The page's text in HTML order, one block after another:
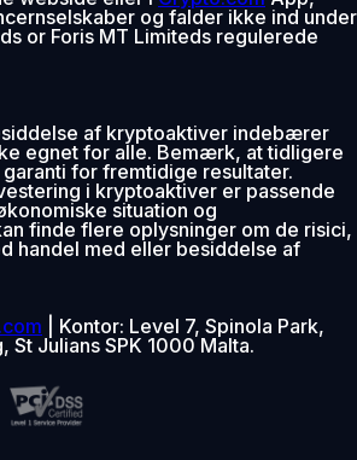
og falder ikke ind under
or Foris MT Limiteds regulerede
af kryptoaktiver indebærer
egnet for alle. Bemærk, at tidligere
for fremtidige resultater.
i kryptoaktiver er passende
situation og
finde flere oplysninger om de risici,
handel med eller besiddelse af
| Kontor: Level 7, Spinola Park,
St Julians SPK 1000 Malta.